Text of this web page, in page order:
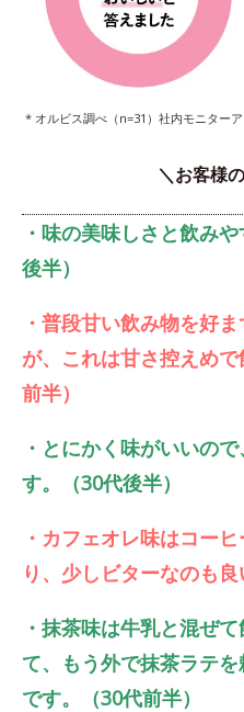
* オルビス調べ（n=31）社内モニター
＼お客様
・味の美味しさと飲み
後半）
・普段甘い飲み物を好
が、これは甘さ控えめ
前半）
・とにかく味がいいの
す。（30代後半）
・カフェオレ味はコー
り、少しビターなのも良
・抹茶味は牛乳と混ぜ
て、もう外で抹茶ラテ
です。（30代前半）